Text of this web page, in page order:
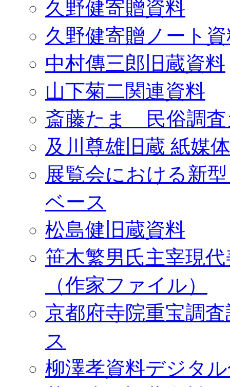
久野健寄贈資料
久野健寄贈ノート
中村傳三郎旧蔵資料
山下菊二関連資料
斎藤たま 民俗調査
及川尊雄旧蔵 紙媒
展覧会における新
ベース
松島健旧蔵資料
笹木繁男氏主宰現
（作家ファイル）
京都府寺院重宝調
ス
柳澤孝資料デジタ